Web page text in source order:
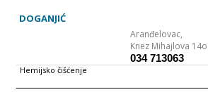
DOGANJIĆ
Aranđelovac,
Knez Mihajlova 14o
034 713063
Hemijsko čišćenje